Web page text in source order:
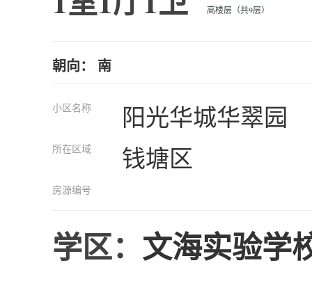
高楼层（共9层）
朝向： 南
小区名称 阳光华城华翠园
所在区域 钱塘区
房源编号
学区： 文海实验学